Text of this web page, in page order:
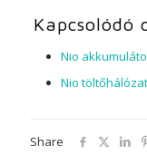
Kapcsolódó
Nio
Nio
Share